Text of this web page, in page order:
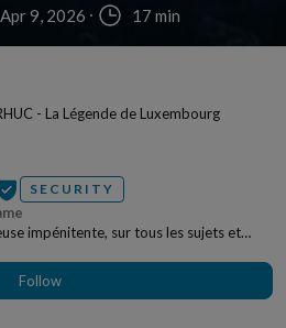
9, 2026
17 min
- La Légende de Luxembourg
SECURITY
impénitente, sur tous les sujets et
Follow